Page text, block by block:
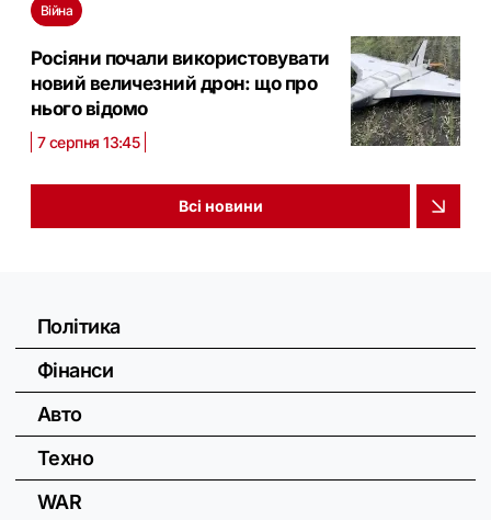
Війна
Росіяни почали використовувати
новий величезний дрон: що про
нього відомо
7 серпня 13:45
Всі новини
Політика
Фінанси
Авто
Техно
WAR